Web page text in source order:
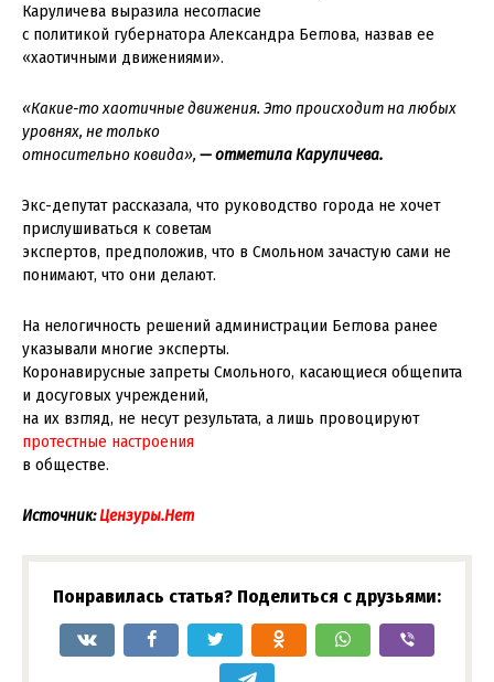
Каруличева выразила несогласие
с политикой губернатора Александра Беглова, назвав ее
«хаотичными движениями».
«Какие-то хаотичные движения. Это происходит на любых
уровнях, не только
относительно ковида», — отметила Каруличева.
Экс-депутат рассказала, что руководство города не хочет
прислушиваться к советам
экспертов, предположив, что в Смольном зачастую сами не
понимают, что они делают.
На нелогичность решений администрации Беглова ранее
указывали многие эксперты.
Коронавирусные запреты Смольного, касающиеся общепита
и досуговых учреждений,
на их взгляд, не несут результата, а лишь провоцируют
протестные настроения
в обществе.
Источник:Цензуры.Нет
Понравилась статья? Поделиться с друзьями: